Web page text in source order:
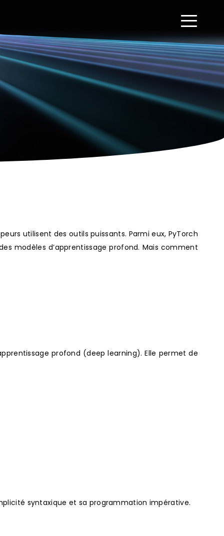
utilisent des outils puissants. Parmi eux, PyTorch
modèles d’apprentissage profond. Mais comment
profond (deep learning). Elle permet de
syntaxique et sa programmation impérative.